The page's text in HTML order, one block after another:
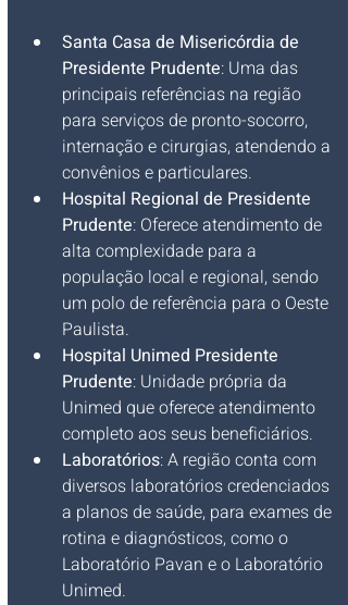
Santa Casa de Misericórdia de
Presidente Prudente: Uma das
principais referências na região
para serviços de pronto-socorro,
internação e cirurgias, atendendo a
convênios e particulares.
Hospital Regional de Presidente
Prudente: Oferece atendimento de
alta complexidade para a
população local e regional, sendo
um polo de referência para o Oeste
Paulista.
Hospital Unimed Presidente
Prudente: Unidade própria da
Unimed que oferece atendimento
completo aos seus beneficiários.
Laboratórios: A região conta com
diversos laboratórios credenciados
a planos de saúde, para exames de
rotina e diagnósticos, como o
Laboratório Pavan e o Laboratório
Unimed.